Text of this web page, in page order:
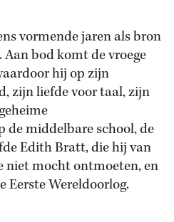
vormende jaren als bron
bod komt de vroege
hij op zijn
zijn liefde voor taal, zijn
de middelbare school, de
Edith Bratt, die hij van
niet mocht ontmoeten, en
Eerste Wereldoorlog.